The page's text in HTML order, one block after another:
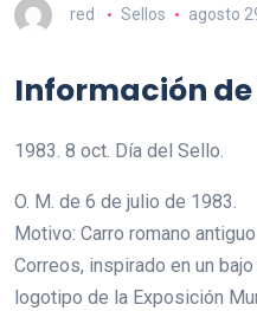
red Sellos agosto
Información de
1983. 8 oct. Día del Sello.
O. M. de 6 de julio de 1983.
Motivo: Carro romano
Correos, inspirado en un
logotipo de la Exposición